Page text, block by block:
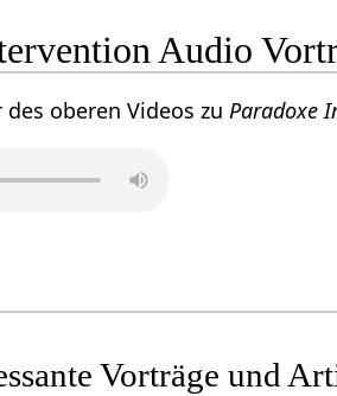
Audio
oberen Videos zu Paradoxe
Vorträge und